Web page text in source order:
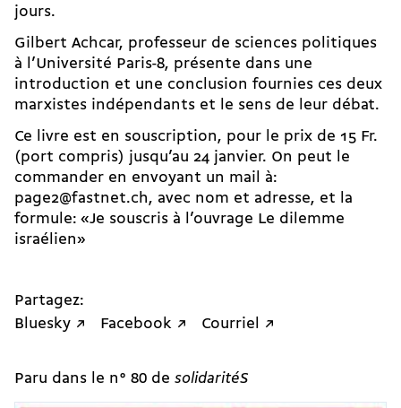
jours.
Gilbert Achcar, professeur de sciences politiques
à l’Université Paris-8, présente dans une
introduction et une conclusion fournies ces deux
marxistes indépendants et le sens de leur débat.
Ce livre est en souscription, pour le prix de 15 Fr.
(port compris) jusqu’au 24 janvier. On peut le
commander en envoyant un mail à:
page2@fastnet.ch, avec nom et adresse, et la
formule: «Je souscris à l’ouvrage Le dilemme
israélien»
Partagez:
Bluesky ↗
Facebook ↗ Courriel ↗
Paru dans le n° 80 de solidaritéS